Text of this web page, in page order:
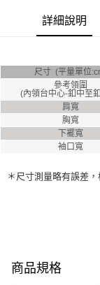
是否繳費成功／繳費
客戶支援中心」
１．透過由恩沛科技
易，需依本服務之必
權轉讓予恩沛科技股
２．關於個人資料處
https://aftee.tw/terms/
３．未成年的使用者
「AFTEE先享後付」
時審查核予不同之上
恩沛科技股份有限公
詳細說明
尺寸 (平量單位
參考領圍
(內領台中心-釦中至
肩寬
胸寬
下襬寬
袖口寬
＊尺寸測量略有誤差
商品規格